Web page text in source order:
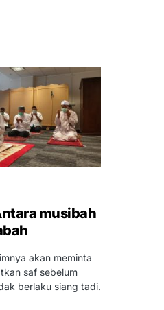
musibah
akan meminta
saf sebelum
berlaku siang tadi.